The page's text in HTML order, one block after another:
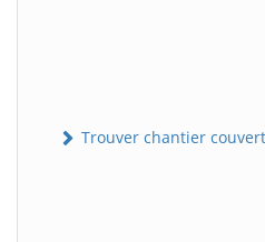
Trouver chantier